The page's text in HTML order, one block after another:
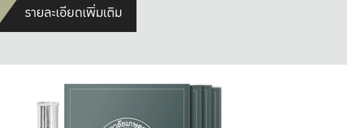
รายละเอียดเพิ่มเติม